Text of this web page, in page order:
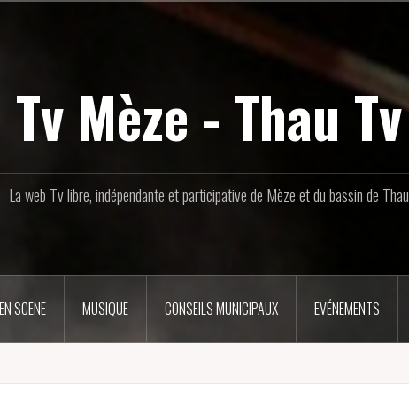
Tv Mèze - Thau Tv
La web Tv libre, indépendante et participative de Mèze et du bassin de Thau
SCENE MUSIQUE CONSEILS MUNICIPAUX EVÉNEMENTS